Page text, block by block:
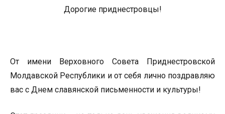
Дорогие приднестровцы!
От имени Верховного Совета Приднестровской
Молдавской Республики и от себя лично поздравляю
вас с Днем славянской письменности и культуры!